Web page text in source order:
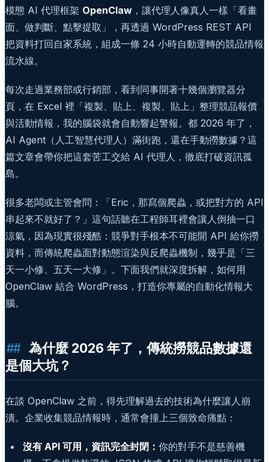
模態 AI 代理框架 OpenClaw ，讓代理人像真人一樣「看畫
面、做判斷、點擊提取」，再透過 WordPress REST API
把資料打回自家系統，組成一條 24 小時自動運轉的競品情報
流水線。
每次走過業務部或行銷部，看到同事開著十幾個瀏覽器分
頁，在 Excel 裡「複製、貼上、複製、貼上」整理競品報價
與活動情報，我的腦袋就會自動響起警報。都 2026 年了，
AI Agent（人工智慧代理人）滿街跑，還在手動撈數據？這
篇文章會帶你把這套苦工交給 AI 代理人，徹底打破資訊孤
島。
很多老闆或主管會問：「Eric，那寫個爬蟲，或把對方的 API
串起來不就好了？」這句話聽在工程師耳裡會讓人倒抽一口
涼氣，因為現實很殘酷：競爭對手根本不可能開 API 給你撈
資料，而傳統爬蟲面對動態渲染與反爬蟲機制，幾乎是「三
天一小修、五天一大修」。下面我們就深度拆解，如何用
OpenClaw 結合 WordPress，打造你專屬的自動化情報大
腦。
為什麼 2026 年了，傳統撈競品數據還
是個大坑？
在談 OpenClaw 之前，得先理解過去的技術為什麼讓人崩
潰。企業收集競品情報時，通常會撞上三個致命痛點：
沒有 API 可用，資訊完全封閉： 你的對手不是慈善機